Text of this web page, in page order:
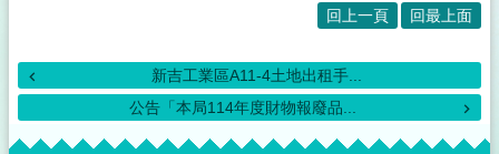
回上一頁 回最上面
新吉工業區A11-4土地出租手...
公告「本局114年度財物報廢品...
:::